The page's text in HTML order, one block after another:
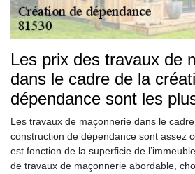
Les prix des travaux de
dans le cadre de la
dépendance sont les
Les travaux de maçonnerie dans le cadre
construction de dépendance sont assez
est fonction de la superficie de
de travaux de maçonnerie abordable,